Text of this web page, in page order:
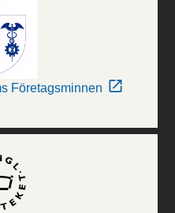
Företagsminnen